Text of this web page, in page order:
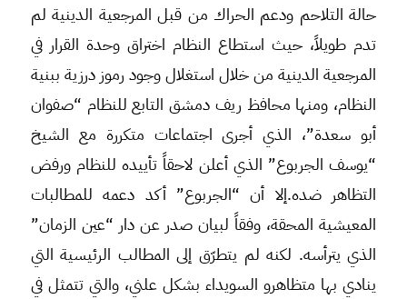
حالة التلاحم ودعم الحراك من قبل المرجعية الدينية لم
تدم طويلاً، حيث استطاع النظام اختراق وحدة القرار في
المرجعية الدينية من خلال استغلال وجود رموز درزية ببنية
النظام، ومنها محافظ ريف دمشق التابع للنظام “صفوان
أبو سعدة”، الذي أجرى اجتماعات متكررة مع الشيخ
“يوسف الجربوع” الذي أعلن لاحقاً تأييده للنظام ورفض
التظاهر ضده.إلا أن “الجربوع” أكد دعمه للمطالبات
المعيشية المحقة، وفقاً لبيان صدر عن دار “عين الزمان”
الذي يترأسه. لكنه لم يتطرّق إلى المطالب الرئيسية التي
ينادي بها متظاهرو السويداء بشكل علني، والتي تتمثل في